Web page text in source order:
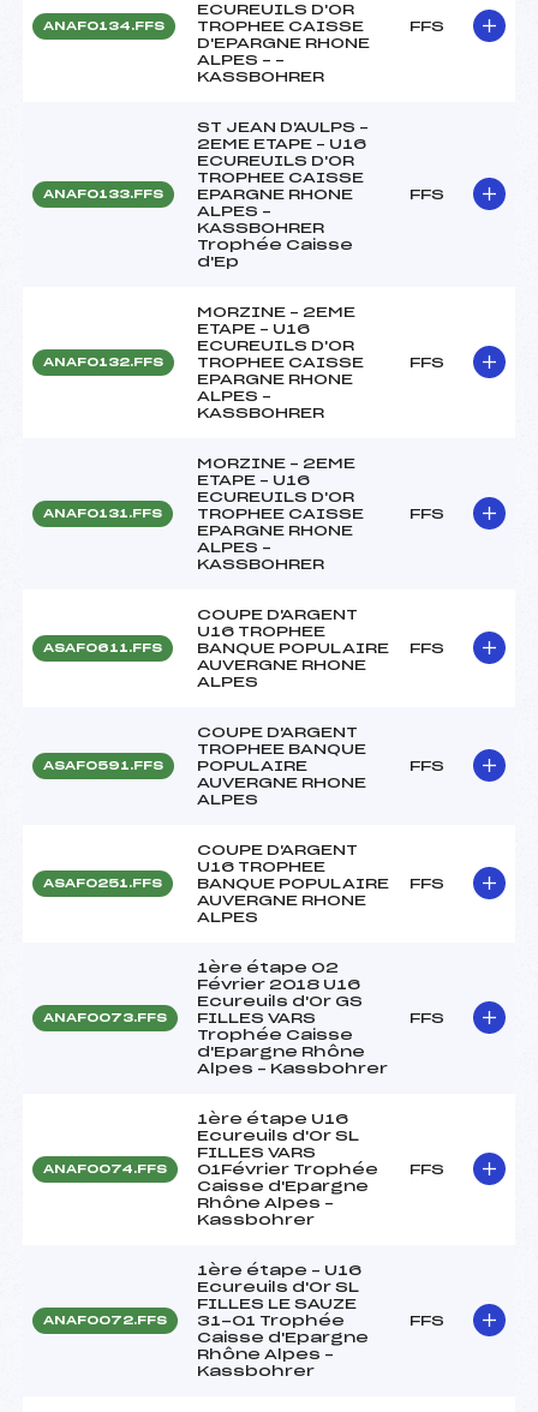
ANAF0134.FFS
ECUREUILS D'OR
TROPHEE CAISSE
D'EPARGNE RHONE
ALPES – –
KASSBOHRER
FFS
ANAF0133.FFS
ST JEAN D'AULPS –
2EME ETAPE – U16
ECUREUILS D'OR
TROPHEE CAISSE
EPARGNE RHONE
ALPES –
KASSBOHRER
Trophée Caisse
d'Ep
FFS
ANAF0132.FFS
MORZINE – 2EME
ETAPE – U16
ECUREUILS D'OR
TROPHEE CAISSE
EPARGNE RHONE
ALPES –
KASSBOHRER
FFS
ANAF0131.FFS
MORZINE – 2EME
ETAPE – U16
ECUREUILS D'OR
TROPHEE CAISSE
EPARGNE RHONE
ALPES –
KASSBOHRER
FFS
ASAF0611.FFS
COUPE D'ARGENT
U16 TROPHEE
BANQUE POPULAIRE
AUVERGNE RHONE
ALPES
FFS
ASAF0591.FFS
COUPE D'ARGENT
TROPHEE BANQUE
POPULAIRE
AUVERGNE RHONE
ALPES
FFS
ASAF0251.FFS
COUPE D'ARGENT
U16 TROPHEE
BANQUE POPULAIRE
AUVERGNE RHONE
ALPES
FFS
ANAF0073.FFS
1ère étape 02
Février 2018 U16
Ecureuils d'Or GS
FILLES VARS
Trophée Caisse
d'Epargne Rhône
Alpes – Kassbohrer
FFS
ANAF0074.FFS
1ère étape U16
Ecureuils d'Or SL
FILLES VARS
01Février Trophée
Caisse d'Epargne
Rhône Alpes –
Kassbohrer
FFS
ANAF0072.FFS
1ère étape – U16
Ecureuils d'Or SL
FILLES LE SAUZE
31-01 Trophée
Caisse d'Epargne
Rhône Alpes –
Kassbohrer
FFS